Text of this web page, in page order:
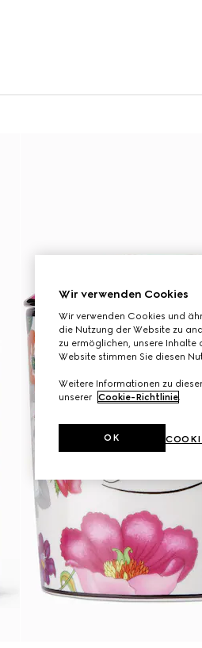
Wir verwenden Cookies
Wir verwenden Cookies und
die Nutzung der Website zu
zu ermöglichen, unsere Inhalte
Website stimmen Sie diesen
Weitere Informationen zu
unserer Cookie-Richtlinie
OK